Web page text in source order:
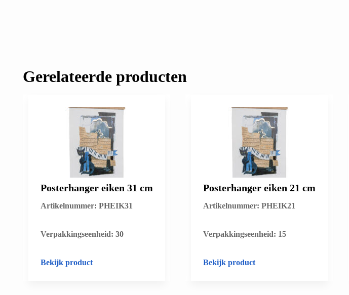
Gerelateerde producten
Posterhanger eiken 31 cm
Artikelnummer: PHEIK31
​Verpakkingseenheid: 30
Bekijk product
Posterhanger eiken 21 cm
Artikelnummer: PHEIK21
​Verpakkingseenheid: 15
Bekijk product